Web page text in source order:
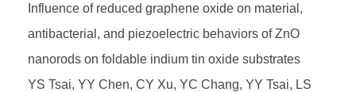
Influence of reduced graphene oxide on material,
antibacterial, and piezoelectric behaviors of ZnO
nanorods on foldable indium tin oxide substrates
YS Tsai, YY Chen, CY Xu, YC Chang, YY Tsai, LS